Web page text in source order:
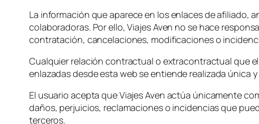
La información que aparece en los enlaces de afiliado,
colaboradoras. Por ello, Viajes Aven no se hace
contratación, cancelaciones, modificaciones o
Cualquier relación contractual o extracontractual que
enlazadas desde esta web se entiende realizada única
El usuario acepta que Viajes Aven actúa únicamente
daños, perjuicios, reclamaciones o incidencias que
terceros.